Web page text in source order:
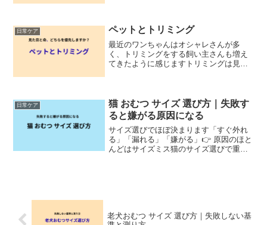
分かること首輪を...
日常ケア ペットとトリミング
最近のワンちゃんはオシャレさんが多
く、トリミングをする飼い主さんも増え
てきたように感じますトリミングは見た
なる・肛門のうが溜まりすぎ...
日常ケア
猫 おむつ サイズ 選び方｜失敗す
ると嫌がる原因になる
サイズ選びでほぼ決まります「すぐ外れ
る」「漏れる」「嫌がる」👉 原因のほと
んどはサイズミス猫のサイズ選びで重要
老犬おむつ サイズ 選び方｜失敗しない基